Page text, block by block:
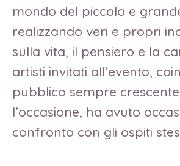
mondo del piccolo e
realizzando veri e propri
sulla vita, il pensiero e la
artisti invitati all’evento,
pubblico sempre
l’occasione, ha avuto
confronto con gli ospiti